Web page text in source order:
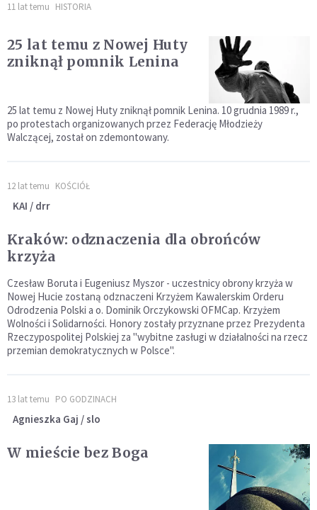
11 lat temu HISTORIA
25 lat temu z Nowej Huty
zniknął pomnik Lenina
25 lat temu z Nowej Huty zniknął pomnik Lenina. 10 grudnia 1989 r.,
po protestach organizowanych przez Federację Młodzieży
Walczącej, został on zdemontowany.
12 lat temu KOŚCIÓŁ
KAI / drr
Kraków: odznaczenia dla obrońców
krzyża
Czesław Boruta i Eugeniusz Myszor - uczestnicy obrony krzyża w
Nowej Hucie zostaną odznaczeni Krzyżem Kawalerskim Orderu
Odrodzenia Polski a o. Dominik Orczykowski OFMCap. Krzyżem
Wolności i Solidarności. Honory zostały przyznane przez Prezydenta
Rzeczypospolitej Polskiej za "wybitne zasługi w działalności na rzecz
przemian demokratycznych w Polsce".
13 lat temu PO GODZINACH
Agnieszka Gaj / slo
W mieście bez Boga